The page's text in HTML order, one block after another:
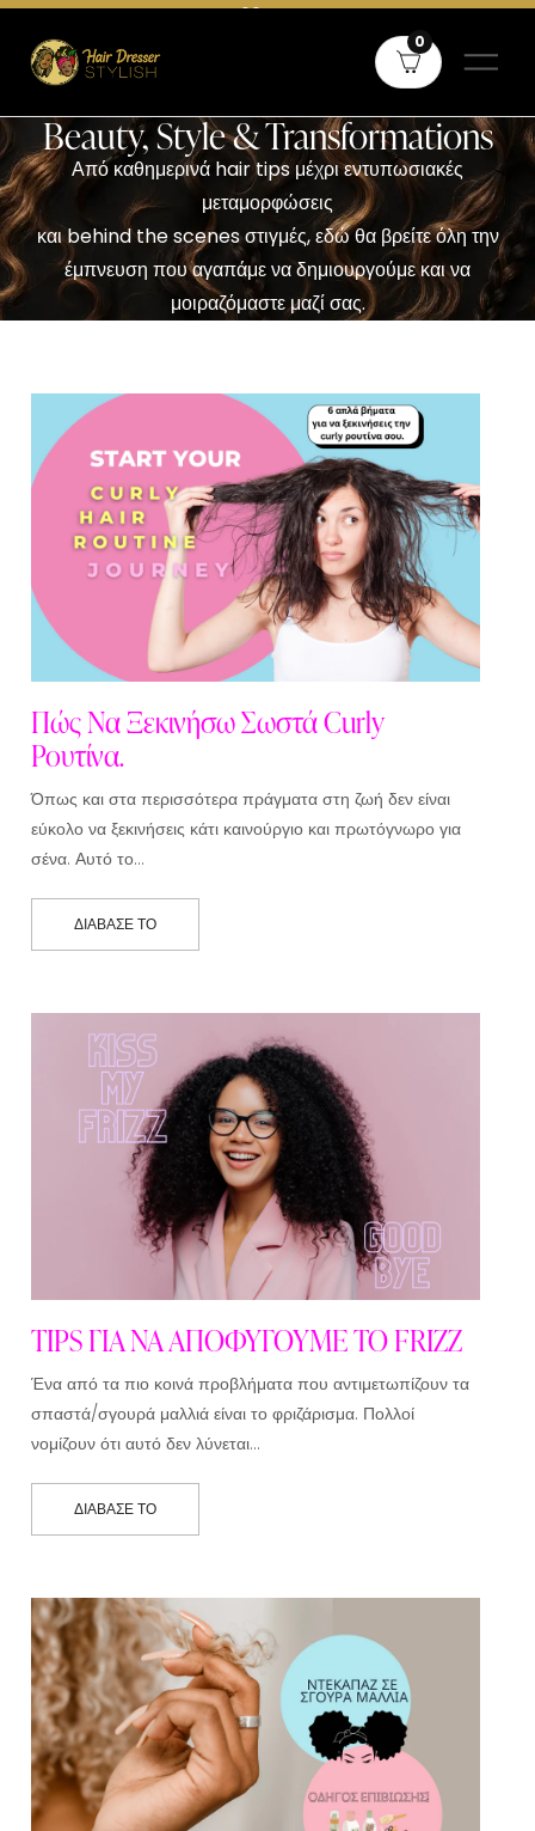
Δωρεάν μεταφορικά άνω των 60€ σε όλη την Ελλάδα και άνω των
0
Beauty, Style & Transformations
Από καθημερινά hair tips μέχρι εντυπωσιακές
μεταμορφώσεις
και behind the scenes στιγμές, εδώ θα βρείτε όλη την
έμπνευση που αγαπάμε να δημιουργούμε και να
μοιραζόμαστε μαζί σας.
Πώς Να Ξεκινήσω Σωστά Curly
Ρουτίνα.
Όπως και στα περισσότερα πράγματα στη ζωή δεν είναι
εύκολο να ξεκινήσεις κάτι καινούργιο και πρωτόγνωρο για
σένα. Αυτό το…
ΔΙΆΒΑΣΕ ΤΟ
TIPS ΓΙΑ ΝΑ ΑΠΟΦΥΓΟΥΜΕ ΤΟ FRIZZ
Ένα από τα πιο κοινά προβλήματα που αντιμετωπίζουν τα
σπαστά/σγουρά μαλλιά είναι το φριζάρισμα. Πολλοί
νομίζουν ότι αυτό δεν λύνεται…
ΔΙΆΒΑΣΕ ΤΟ